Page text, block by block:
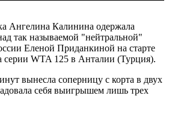
Ангелина Калинина одержала
так называемой "нейтральной"
Еленой Приданкиной на старте
серии WTA 125 в Анталии (Турция).
вынесла соперницу с корта в двух
себя выигрышем лишь трех